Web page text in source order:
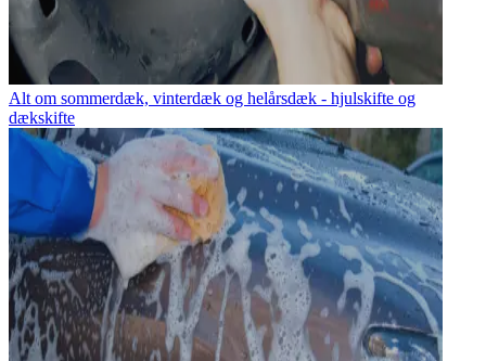
Alt om sommerdæk, vinterdæk og helårsdæk - hjulskifte og
dækskifte